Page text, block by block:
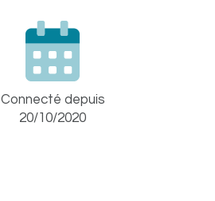
Connecté depuis
20/10/2020